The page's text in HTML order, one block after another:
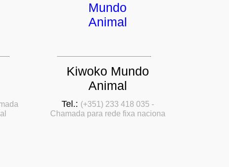
Kiwoko Mundo
Animal
Tel.: (+351) 233 418 035 -
Chamada para rede fixa naciona